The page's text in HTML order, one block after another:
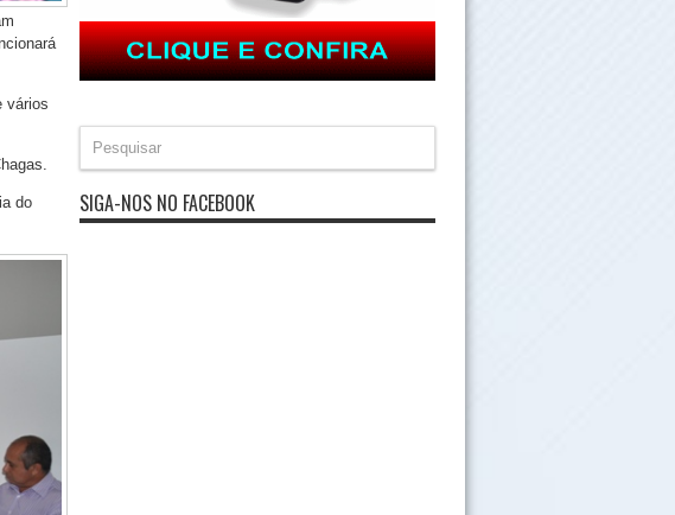
vários
do
SIGA-NOS NO FACEBOOK